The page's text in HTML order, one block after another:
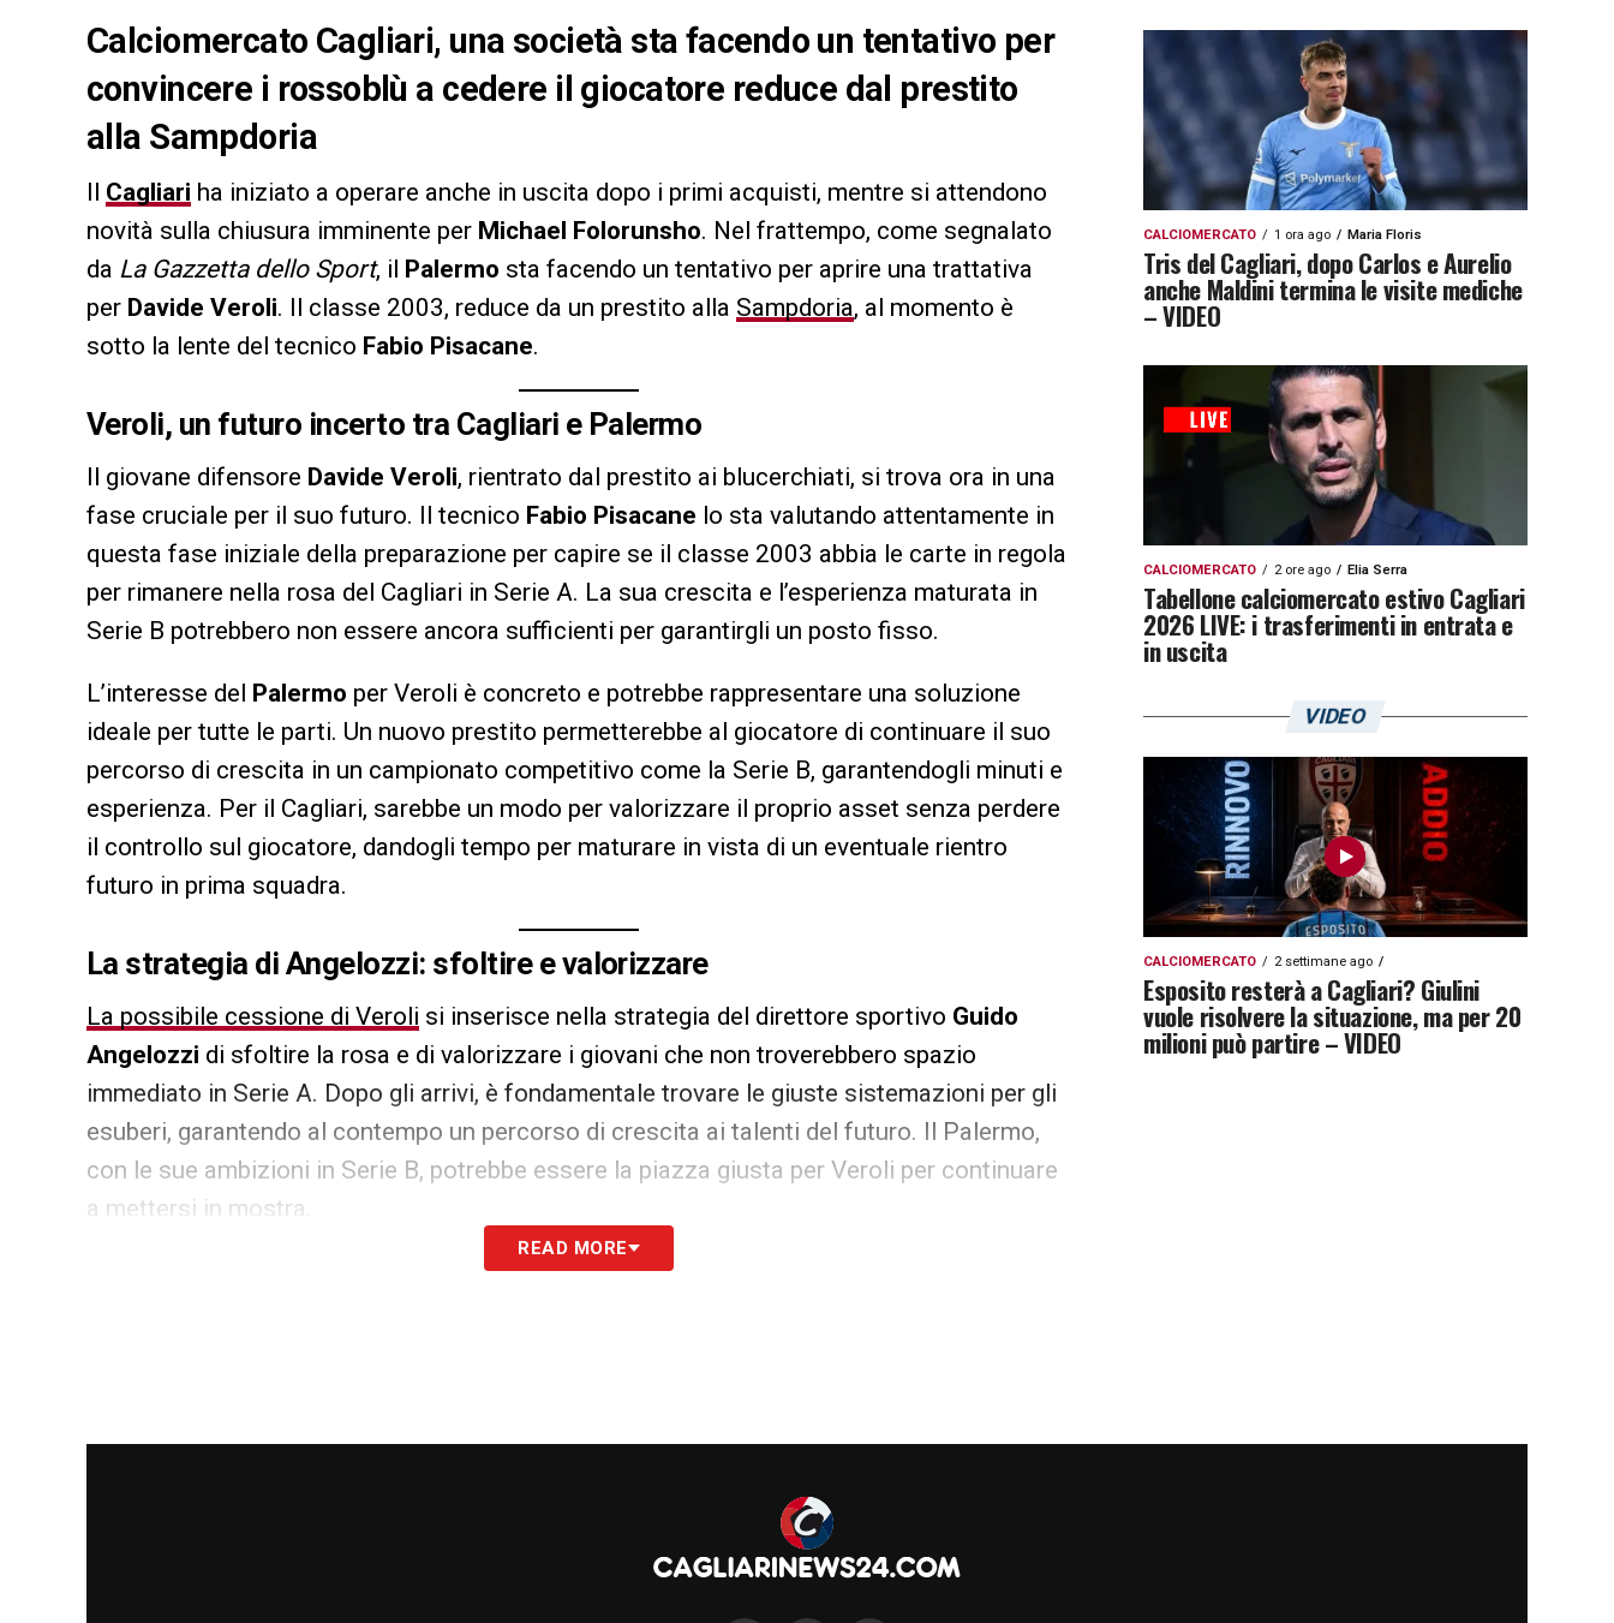
Calciomercato Cagliari, una società sta facendo un tentativo per
convincere i rossoblù a cedere il giocatore reduce dal prestito
alla Sampdoria
Il Cagliari ha iniziato a operare anche in uscita dopo i primi acquisti, mentre si attendono
novità sulla chiusura imminente per Michael Folorunsho. Nel frattempo, come segnalato
da La Gazzetta dello Sport, il Palermo sta facendo un tentativo per aprire una trattativa
per Davide Veroli. Il classe 2003, reduce da un prestito alla Sampdoria, al momento è
sotto la lente del tecnico Fabio Pisacane.
Veroli, un futuro incerto tra Cagliari e Palermo
Il giovane difensore Davide Veroli, rientrato dal prestito ai blucerchiati, si trova ora in una
fase cruciale per il suo futuro. Il tecnico Fabio Pisacane lo sta valutando attentamente in
questa fase iniziale della preparazione per capire se il classe 2003 abbia le carte in regola
per rimanere nella rosa del Cagliari in Serie A. La sua crescita e l’esperienza maturata in
Serie B potrebbero non essere ancora sufficienti per garantirgli un posto fisso.
L’interesse del Palermo per Veroli è concreto e potrebbe rappresentare una soluzione
ideale per tutte le parti. Un nuovo prestito permetterebbe al giocatore di continuare il suo
percorso di crescita in un campionato competitivo come la Serie B, garantendogli minuti e
esperienza. Per il Cagliari, sarebbe un modo per valorizzare il proprio asset senza perdere
il controllo sul giocatore, dandogli tempo per maturare in vista di un eventuale rientro
futuro in prima squadra.
La strategia di Angelozzi: sfoltire e valorizzare
La possibile cessione di Veroli si inserisce nella strategia del direttore sportivo Guido
Angelozzi di sfoltire la rosa e di valorizzare i giovani che non troverebbero spazio
immediato in Serie A. Dopo gli arrivi, è fondamentale trovare le giuste sistemazioni per gli
esuberi, garantendo al contempo un percorso di crescita ai talenti del futuro. Il Palermo,
con le sue ambizioni in Serie B, potrebbe essere la piazza giusta per Veroli per continuare
a mettersi in mostra.
READ MORE
CALCIOMERCATO 1 ora ago Maria Floris
Tris del Cagliari, dopo Carlos e Aurelio
anche Maldini termina le visite mediche
– VIDEO
CALCIOMERCATO 2 ore ago Elia Serra
Tabellone calciomercato estivo Cagliari
2026 LIVE: i trasferimenti in entrata e
in uscita
VIDEO
CALCIOMERCATO 2 settimane ago
Esposito resterà a Cagliari? Giulini
vuole risolvere la situazione, ma per 20
milioni può partire – VIDEO